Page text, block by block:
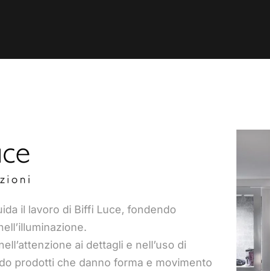
il lavoro di Biffi Luce, fondendo
ai dettagli e nell’uso di
prodotti che danno forma e movimento